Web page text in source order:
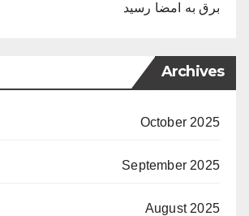
برق به امضا رسید
Archives
October 2025
September 2025
August 2025